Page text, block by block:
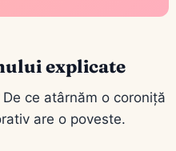
explicate
ce atârnăm o coroniță
are o poveste.